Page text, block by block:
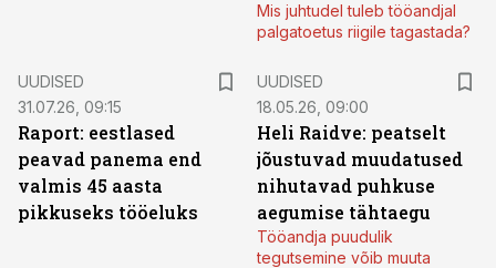
Mis juhtudel tuleb tööandjal
palgatoetus riigile tagastada?
UUDISED
31.07.26, 09:15
Raport: eestlased
peavad panema end
valmis 45 aasta
pikkuseks tööeluks
UUDISED
18.05.26, 09:00
Heli Raidve: peatselt
jõustuvad muudatused
nihutavad puhkuse
aegumise tähtaegu
Tööandja puudulik
tegutsemine võib muuta